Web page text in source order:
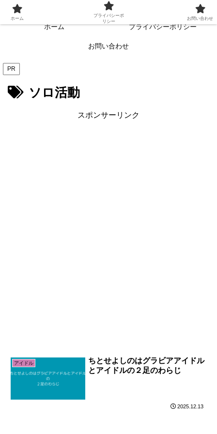
常に読者目線・読者ファーストを目指す!!
ホーム プライバシーポリシー
お問い合わせ
PR
ソロ活動
スポンサーリンク
アイドル
ちとせよしのはグラビアアイドル
とアイドルの２足のわらじ
2025.12.13
ホーム
プライバシーポ
リシー
お問い合わせ